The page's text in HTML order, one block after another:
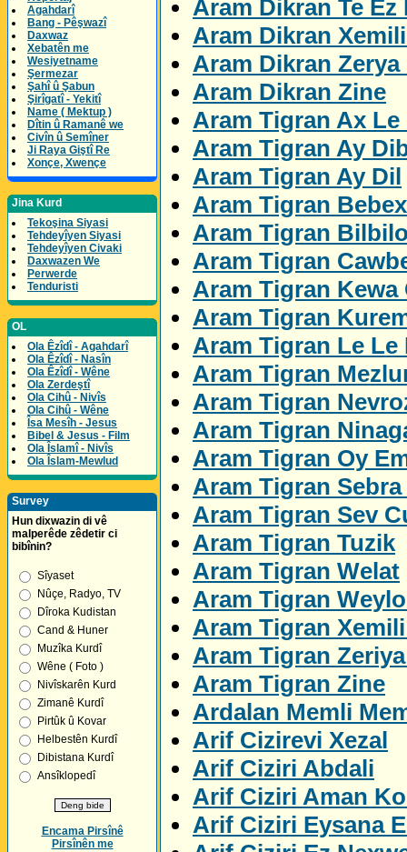
Agahdarî
Bang - Pêşwazî
Daxwaz
Xebatên me
Wesiyetname
Şermezar
Şahî û Şabun
Şirîgatî - Yekitî
Name ( Mektup )
Dîtin û Ramanê we
Civîn û Semîner
Ji Raya Giştî Re
Xonçe, Xwençe
Jina Kurd
Tekoşina Siyasi
Tehdeyîyen Siyasi
Tehdeyîyen Civaki
Daxwazen We
Perwerde
Tenduristi
OL
Ola Êzîdî - Agahdarî
Ola Êzîdî - Nasîn
Ola Êzîdî - Wêne
Ola Zerdeştî
Ola Cihû - Nivîs
Ola Cihû - Wêne
Îsa Mesîh - Jesus
Bibel & Jesus - Film
Ola Îslamî - Nivîs
Ola Îslam-Mewlud
Survey
Hun dixwazin di vê
malperêde zêdetir ci
bibînin?
Sîyaset
Nûçe, Radyo, TV
Dîroka Kudistan
Cand & Huner
Muzîka Kurdî
Wêne ( Foto )
Nivîskarên Kurd
Zimanê Kurdî
Pirtûk û Kovar
Helbestên Kurdî
Dibistana Kurdî
Ansîklopedî
Encama Pirsînê
Pirsînên me
Aram Dikran Te
Aram Dikran
Aram Dikran Zerya
Aram Dikran Zine
Aram Tigran Ax Le
Aram Tigran Ay
Aram Tigran Ay Dil
Aram Tigran
Aram Tigran
Aram Tigran
Aram Tigran Kewa
Aram Tigran
Aram Tigran Le Le
Aram Tigran
Aram Tigran
Aram Tigran
Aram Tigran Oy
Aram Tigran
Aram Tigran Sev
Aram Tigran Tuzik
Aram Tigran Welat
Aram Tigran
Aram Tigran
Aram Tigran
Aram Tigran Zine
Ardalan Memli
Arif Cizirevi Xezal
Arif Ciziri Abdali
Arif Ciziri Aman
Arif Ciziri Eysana